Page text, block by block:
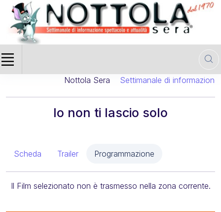
Nottola Sera Settimanale di informazione
Io non ti lascio solo
Scheda Trailer Programmazione
Il Film selezionato non è trasmesso nella zona corrente.